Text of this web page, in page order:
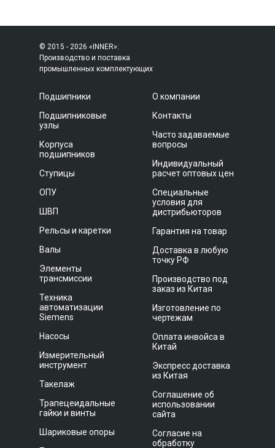
© 2015 - 2026 «INNER»:
Производство и поставка
промышленных комплектующих
Подшипники
Подшипниковые
узлы
Корпуса
подшипников
Ступицы
ОПУ
ШВП
Рельсы и каретки
Валы
Элементы
трансмиссии
Техника
автоматизации
Siemens
Насосы
Измерительный
инструмент
Такелаж
Трапецеидальные
гайки и винты
Шариковые опоры
О компании
Контакты
Часто задаваемые
вопросы
Индивидуальный
расчет оптовых цен
Специальные
условия для
дистрибьюторов
Гарантия на товар
Доставка в любую
точку РФ
Производство под
заказ из Китая
Изготовление по
чертежам
Оплата инвойса в
Китай
Экспресс доставка
из Китая
Соглашение об
использовании
сайта
Согласие на
обработку